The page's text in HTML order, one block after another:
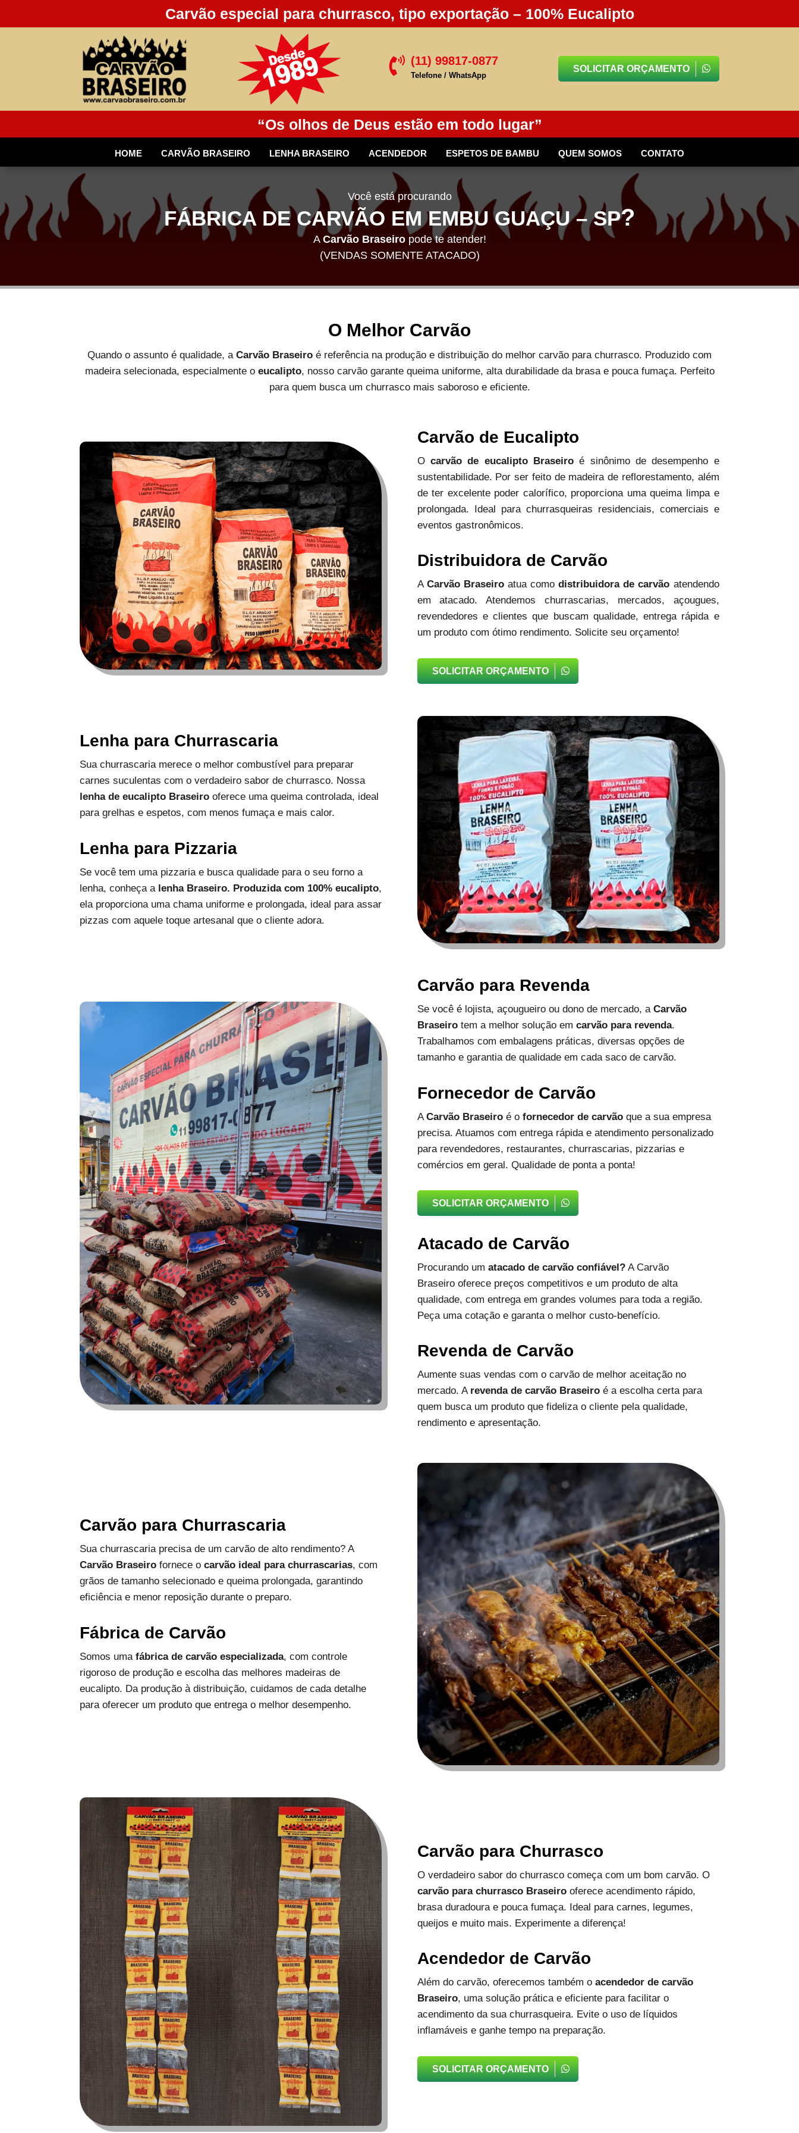
Carvão especial para churrasco, tipo exportação – 100% Eucalipto
 (11) 99817-0877
Telefone / WhatsApp
SOLICITAR ORÇAMENTO
“Os olhos de Deus estão em todo lugar”
HOME CARVÃO BRASEIRO LENHA BRASEIRO ACENDEDOR ESPETOS DE BAMBU QUEM SOMOS CONTATO
Você está procurando
FÁBRICA DE CARVÃO EM EMBU GUAÇU – SP?
A Carvão Braseiropode te atender!
(VENDAS SOMENTE ATACADO)
O Melhor Carvão
Quando o assunto é qualidade, a Carvão Braseiro é referência na produção e distribuição do melhor carvão para churrasco. Produzido com
madeira selecionada, especialmente o eucalipto, nosso carvão garante queima uniforme, alta durabilidade da brasa e pouca fumaça. Perfeito
para quem busca um churrasco mais saboroso e eficiente.
Carvão de Eucalipto
O carvão de eucalipto Braseiroé sinônimo de desempenho e
sustentabilidade. Por ser feito de madeira de reflorestamento, além
de ter excelente poder calorífico, proporciona uma queima limpa e
prolongada. Ideal para churrasqueiras residenciais, comerciais e
eventos gastronômicos.
Distribuidora de Carvão
A Carvão Braseiroatua comodistribuidora de carvão atendendo
em atacado. Atendemos churrascarias, mercados, açougues,
revendedores e clientes que buscam qualidade, entrega rápida e
um produto com ótimo rendimento. Solicite seu orçamento!
SOLICITAR ORÇAMENTO
Lenha para Churrascaria
Sua churrascaria merece o melhor combustível para preparar
carnes suculentas com o verdadeiro sabor de churrasco. Nossa
lenha de eucalipto Braseiro oferece uma queima controlada, ideal
para grelhas e espetos, com menos fumaça e mais calor.
Lenha para Pizzaria
Se você tem uma pizzaria e busca qualidade para o seu forno a
lenha, conheça a lenha Braseiro. Produzida com 100% eucalipto,
ela proporciona uma chama uniforme e prolongada, ideal para assar
pizzas com aquele toque artesanal que o cliente adora.
Carvão para Revenda
Se você é lojista, açougueiro ou dono de mercado, a Carvão
Braseirotem a melhor solução em carvão para revenda.
Trabalhamos com embalagens práticas, diversas opções de
tamanho e garantia de qualidade em cada saco de carvão.
Fornecedor de Carvão
A Carvão Braseiroé o fornecedor de carvãoque a sua empresa
precisa. Atuamos com entrega rápida e atendimento personalizado
para revendedores, restaurantes, churrascarias, pizzarias e
comércios em geral. Qualidade de ponta a ponta!
SOLICITAR ORÇAMENTO
Atacado de Carvão
Procurando um atacado de carvão confiável?A Carvão
Braseiro oferece preços competitivos e um produto de alta
qualidade, com entrega em grandes volumes para toda a região.
Peça uma cotação e garanta o melhor custo-benefício.
Revenda de Carvão
Aumente suas vendas com o carvão de melhor aceitação no
mercado. A revenda de carvão Braseiroé a escolha certa para
quem busca um produto que fideliza o cliente pela qualidade,
rendimento e apresentação.
Carvão para Churrascaria
Sua churrascaria precisa de um carvão de alto rendimento? A
Carvão Braseiro fornece ocarvão ideal para churrascarias, com
grãos de tamanho selecionado e queima prolongada, garantindo
eficiência e menor reposição durante o preparo.
Fábrica de Carvão
Somos umafábrica de carvão especializada, com controle
rigoroso de produção e escolha das melhores madeiras de
eucalipto. Da produção à distribuição, cuidamos de cada detalhe
para oferecer um produto que entrega o melhor desempenho.
Carvão para Churrasco
O verdadeiro sabor do churrasco começa com um bom carvão. O
carvão para churrasco Braseirooferece acendimento rápido,
brasa duradoura e pouca fumaça. Ideal para carnes, legumes,
queijos e muito mais. Experimente a diferença!
Acendedor de Carvão
Além do carvão, oferecemos também o acendedor de carvão
Braseiro, uma solução prática e eficiente para facilitar o
acendimento da sua churrasqueira. Evite o uso de líquidos
inflamáveis e ganhe tempo na preparação.
SOLICITAR ORÇAMENTO